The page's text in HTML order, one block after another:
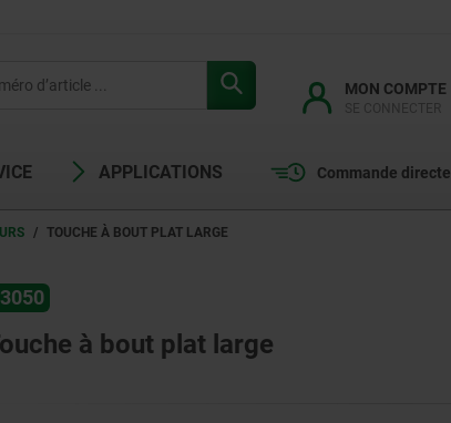
MON COMPTE
APPLICATIONS Commande directe
TOUCHE À BOUT PLAT LARGE
à bout plat large